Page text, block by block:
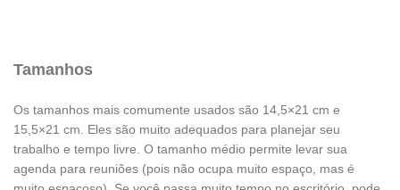
Tamanhos
Os tamanhos mais comumente usados são 14,5×21 cm e
15,5×21 cm. Eles são muito adequados para planejar seu
trabalho e tempo livre. O tamanho médio permite levar sua
agenda para reuniões (pois não ocupa muito espaço, mas é